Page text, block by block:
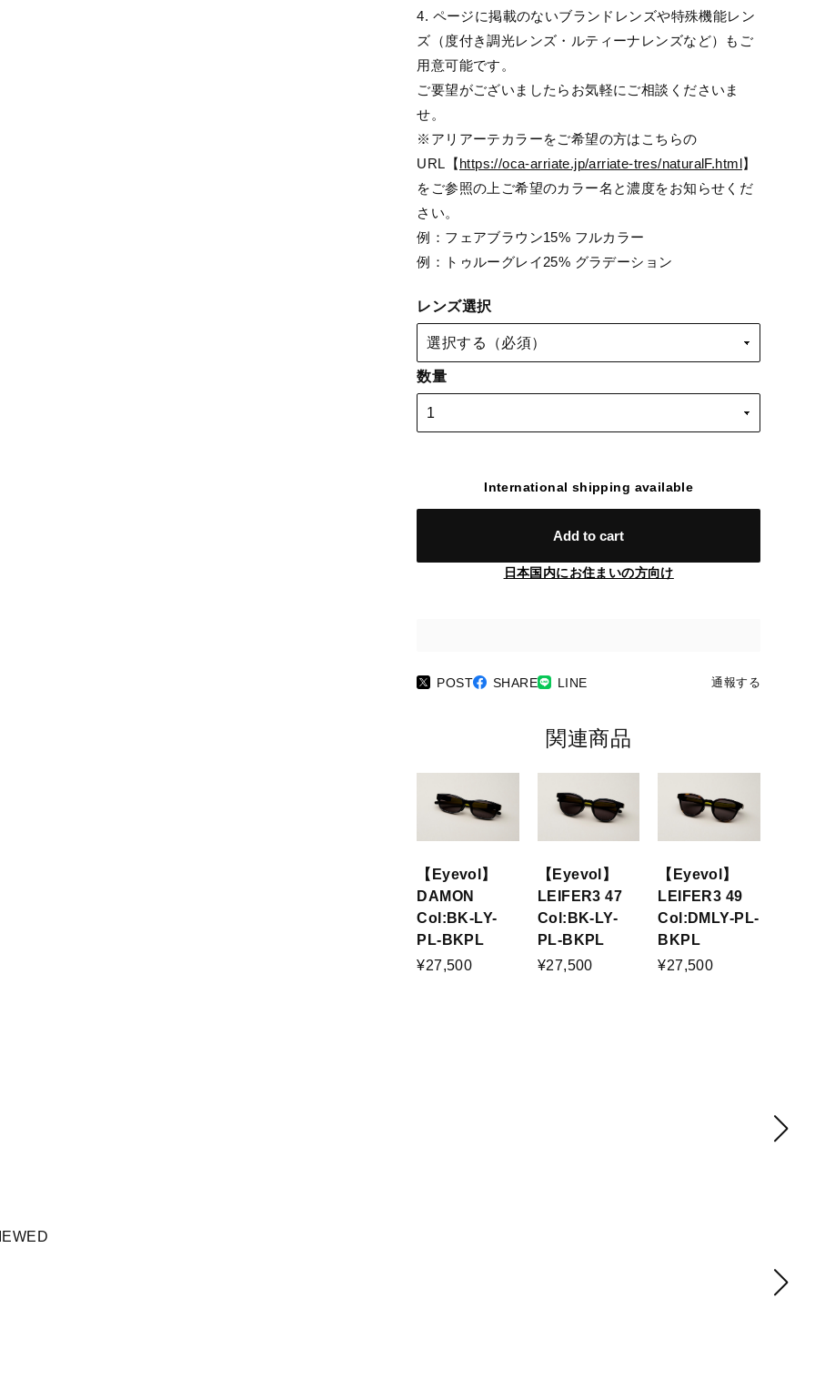
4. ページに掲載のないブランドレンズや特殊機能レン
ズ（度付き調光レンズ・ルティーナレンズなど）もご
用意可能です。
ご要望がございましたらお気軽にご相談くださいま
せ。
※アリアーテカラーをご希望の方はこちらの
URL【https://oca-arriate.jp/arriate-tres/naturalF.html】
をご参照の上ご希望のカラー名と濃度をお知らせくだ
さい。
例：フェアブラウン15% フルカラー
例：トゥルーグレイ25% グラデーション
レンズ選択
数量
International shipping available
Add to cart
日本国内にお住まいの方向け
POST SHARE LINE 通報する
関連商品
【Eyevol】
DAMON
Col:BK-LY-
PL-BKPL
¥27,500
【Eyevol】
LEIFER3 47
Col:BK-LY-
PL-BKPL
¥27,500
【Eyevol】
LEIFER3 49
Col:DMLY-PL-
BKPL
¥27,500